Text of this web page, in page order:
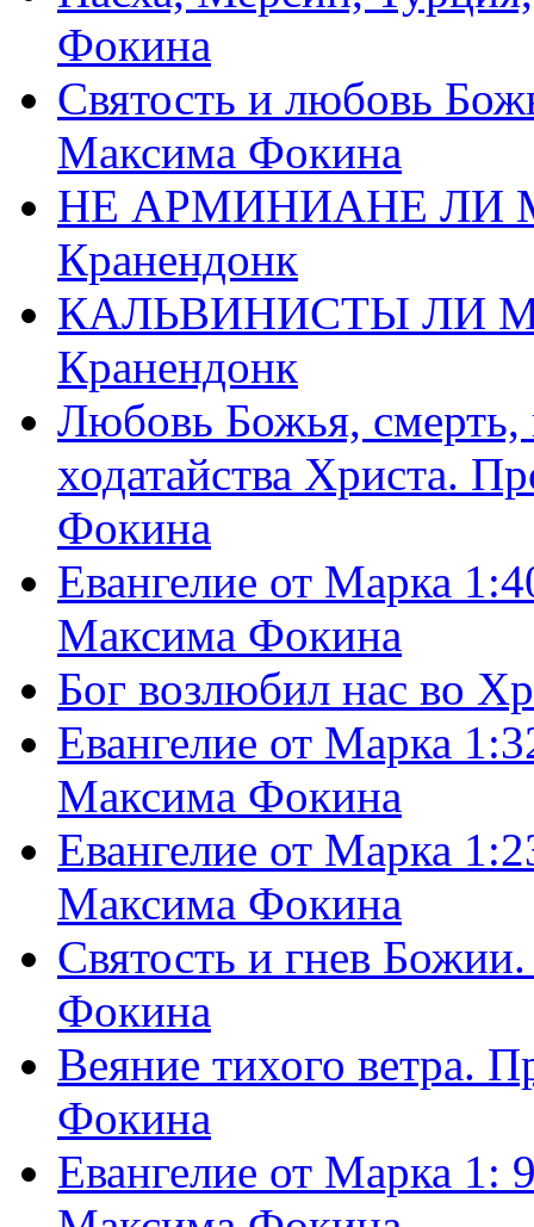
Фокина
Святость и любовь
Максима Фокина
НЕ АРМИНИАНЕ ЛИ
Кранендонк
КАЛЬВИНИСТЫ ЛИ
Кранендонк
Любовь Божья, смерть,
ходатайства Христа.
Фокина
Евангелие от Марка
Максима Фокина
Бог возлюбил нас во
Евангелие от Марка
Максима Фокина
Евангелие от Марка
Максима Фокина
Святость и гнев
Фокина
Веяние тихого ветра.
Фокина
Евангелие от Марка 1: